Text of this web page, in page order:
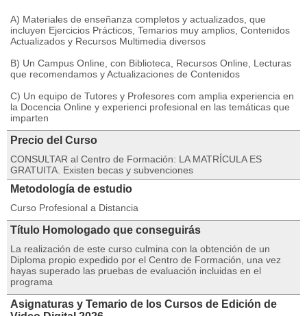
A) Materiales de enseñanza completos y actualizados, que
incluyen Ejercicios Prácticos, Temarios muy amplios, Contenidos
Actualizados y Recursos Multimedia diversos
B) Un Campus Online, con Biblioteca, Recursos Online, Lecturas
que recomendamos y Actualizaciones de Contenidos
C) Un equipo de Tutores y Profesores com amplia experiencia en
la Docencia Online y experienci profesional en las temáticas que
imparten
Precio del Curso
CONSULTAR al Centro de Formación: LA MATRÍCULA ES
GRATUITA. Existen becas y subvenciones
Metodología de estudio
Curso Profesional a Distancia
Título Homologado que conseguirás
La realización de este curso culmina con la obtención de un
Diploma propio expedido por el Centro de Formación, una vez
hayas superado las pruebas de evaluación incluidas en el
programa
Asignaturas y Temario de los Cursos de Edición de